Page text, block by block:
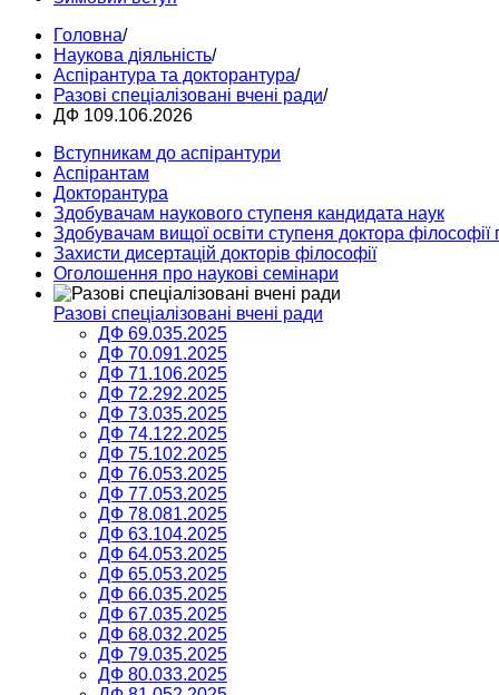
Головна/
Наукова діяльність/
Аспірантура та докторантура/
Разові спеціалізовані вчені ради/
ДФ 109.106.2026
Вступникам до аспірантури
Аспірантам
Докторантура
Здобувачам наукового ступеня кандидата наук
Здобувачам вищої освіти ступеня доктора філософії
Захисти дисертацій докторів філософії
Оголошення про наукові семінари
Разові спеціалізовані вчені ради
ДФ 69.035.2025
ДФ 70.091.2025
ДФ 71.106.2025
ДФ 72.292.2025
ДФ 73.035.2025
ДФ 74.122.2025
ДФ 75.102.2025
ДФ 76.053.2025
ДФ 77.053.2025
ДФ 78.081.2025
ДФ 63.104.2025
ДФ 64.053.2025
ДФ 65.053.2025
ДФ 66.035.2025
ДФ 67.035.2025
ДФ 68.032.2025
ДФ 79.035.2025
ДФ 80.033.2025